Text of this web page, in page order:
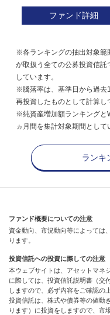
ファンド詳細
※各ランキングの抽出対象範
が取扱う全ての公募投資信
しています。
※騰落率は、基準日から過去
再投資したものとして計算し
※純資産増加額ランキングと
ヵ月間を集計対象期間として
ランキ
ファンド概要についての注意
資金動向、市況動向等によっては
ります。
投資信託への投資に際しての注意
本ウェブサイトは、アセットマネ
に際しては、投資信託説明書（交
しますので、必ず内容をご確認の
投資信託は、株式や債券等の値動
ります）に投資をしますので、市